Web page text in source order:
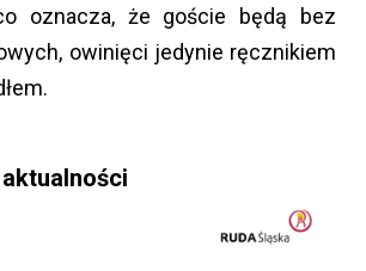
oznacza, że goście będą bez
owinięci jedynie ręcznikiem